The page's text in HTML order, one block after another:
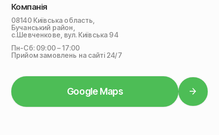
Компанія
08140 Київська область,
Бучанський район,
с.Шевченкове, вул. Київська 94
Пн-Сб: 09:00 – 17:00
Прийом замовлень на сайті 24/7
Google Maps